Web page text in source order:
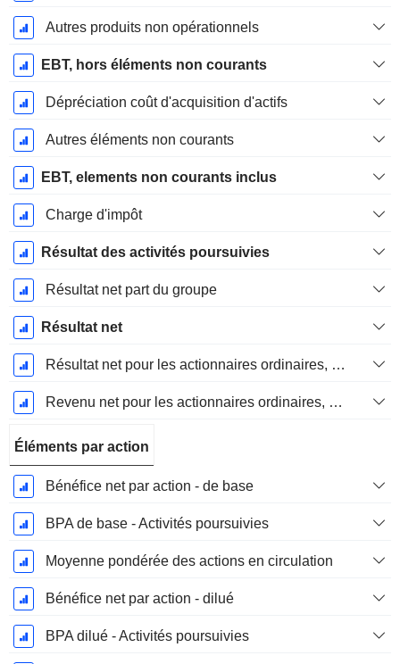
Autres produits non opérationnels
EBT, hors éléments non courants
Dépréciation coût d'acquisition d'actifs
Autres éléments non courants
EBT, elements non courants inclus
Charge d'impôt
Résultat des activités poursuivies
Résultat net part du groupe
Résultat net
Résultat net pour les actionnaires ordinaires, éléments exceptionnels inclus.
Revenu net pour les actionnaires ordinaires, hors éléments exceptionnelsRésultat net pour les actionnaires ordinaires, éléments exceptionnels exclus.
Éléments par action
Bénéfice net par action - de base
BPA de base - Activités poursuivies
Moyenne pondérée des actions en circulation
Bénéfice net par action - dilué
BPA dilué - Activités poursuivies